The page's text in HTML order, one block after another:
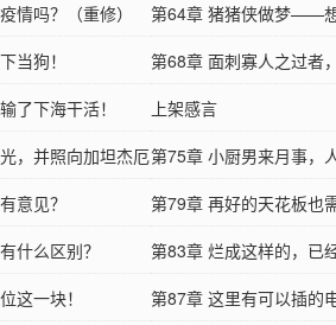
情吗？（重修）
第64章 猪猪侠做梦——
当狗！
第68章 面刺寡人之过者
了下海干活！
上架感言
，并照向加坦杰厄第75章 小厨男来月事，
意见？
第79章 再好的天花板也
什么区别？
第83章 烂成这样的，已
术！
这一块！ 第87章 这里有可以插的